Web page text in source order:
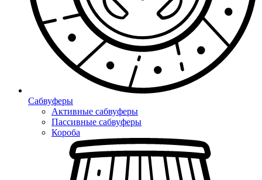
Сабвуферы
Активные сабвуферы
Пассивные сабвуферы
Короба